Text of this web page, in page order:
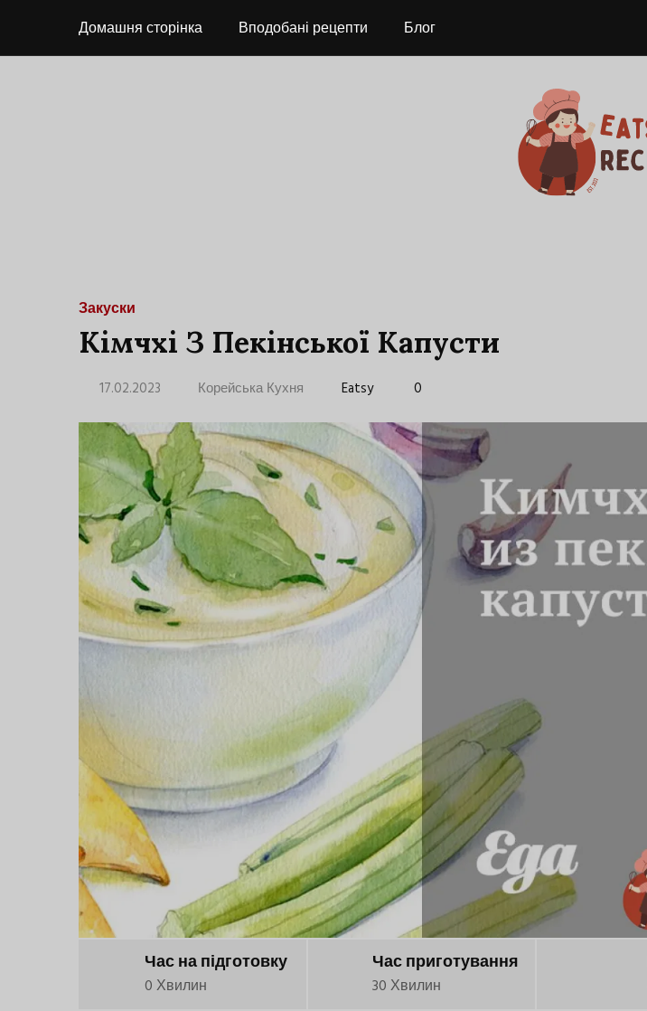
Домашня сторінка Вподобані рецепти Блог
Закуски
Кімчхі З Пекінської Капусти
17.02.2023 Корейська Кухня Eatsy 0
Час на підготовку
0 Хвилин
Час приготування
30 Хвилин